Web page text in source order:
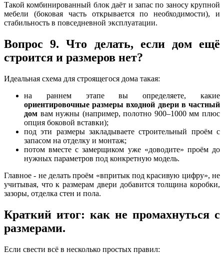
Такой комбинированный блок даёт и запас по заносу крупной
мебели (боковая часть открывается по необходимости), и
стабильность в повседневной эксплуатации.
Вопрос 9. Что делать, если дом ещё
строится и размеров нет?
Идеальная схема для строящегося дома такая:
на раннем этапе вы определяете, какие
ориентировочные размеры входной двери в частный
дом вам нужны (например, полотно 900–1000 мм плюс
опция боковой вставки);
под эти размеры закладываете строительный проём с
запасом на отделку и монтаж;
потом вместе с замерщиком уже «доводите» проём до
нужных параметров под конкретную модель.
Главное - не делать проём «впритык под красивую цифру», не
учитывая, что к размерам двери добавится толщина коробки,
зазоры, отделка стен и пола.
Краткий итог: как не промахнуться с
размерами.
Если свести всё в несколько простых правил: